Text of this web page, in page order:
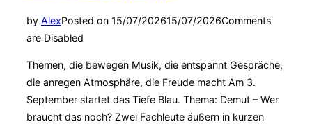
by AlexPosted on 15/07/202615/07/2026Comments
are Disabled
Themen, die bewegen Musik, die entspannt Gespräche,
die anregen Atmosphäre, die Freude macht Am 3.
September startet das Tiefe Blau. Thema: Demut – Wer
braucht das noch? Zwei Fachleute äußern in kurzen